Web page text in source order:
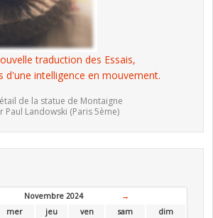
traduction des Essais,
d'une intelligence en mouvement.
de la statue de Montaigne
Paul Landowski (Paris 5ème)
Novembre 2024
→
mer jeu ven sam
dim